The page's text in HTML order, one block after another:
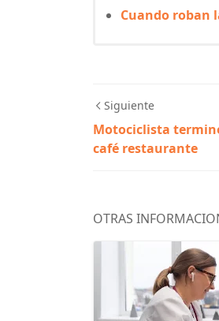
Cuando roban
Siguiente
Motociclista
café restaurante
OTRAS